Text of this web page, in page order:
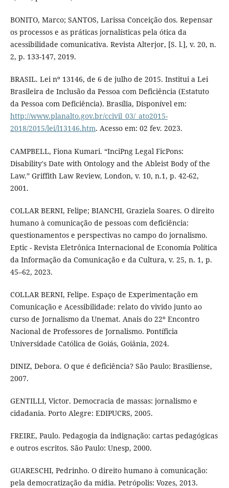
BONITO, Marco; SANTOS, Larissa Conceição dos. Repensar
os processos e as práticas jornalísticas pela ótica da
acessibilidade comunicativa. Revista Alterjor, [S. l.], v. 20, n.
2, p. 133-147, 2019.
BRASIL. Lei nº 13146, de 6 de julho de 2015. Institui a Lei
Brasileira de Inclusão da Pessoa com Deficiência (Estatuto
da Pessoa com Deficiência). Brasília, Disponível em:
http://www.planalto.gov.br/ccivil_03/_ato2015-
2018/2015/lei/l13146.htm. Acesso em: 02 fev. 2023.
CAMPBELL, Fiona Kumari. “InciPng Legal FicPons:
Disability's Date with Ontology and the Ableist Body of the
Law.” Griffith Law Review, London, v. 10, n.1, p. 42-62,
2001.
COLLAR BERNI, Felipe; BIANCHI, Graziela Soares. O direito
humano à comunicação de pessoas com deficiência:
questionamentos e perspectivas no campo do jornalismo.
Eptic - Revista Eletrônica Internacional de Economia Política
da Informação da Comunicação e da Cultura, v. 25, n. 1, p.
45–62, 2023.
COLLAR BERNI, Felipe. Espaço de Experimentação em
Comunicação e Acessibilidade: relato do vivido junto ao
curso de Jornalismo da Unemat. Anais do 22º Encontro
Nacional de Professores de Jornalismo. Pontíficia
Universidade Católica de Goiás, Goiânia, 2024.
DINIZ, Debora. O que é deficiência? São Paulo: Brasiliense,
2007.
GENTILLI, Victor. Democracia de massas: jornalismo e
cidadania. Porto Alegre: EDIPUCRS, 2005.
FREIRE, Paulo. Pedagogia da indignação: cartas pedagógicas
e outros escritos. São Paulo: Unesp, 2000.
GUARESCHI, Pedrinho. O direito humano à comunicação:
pela democratização da mídia. Petrópolis: Vozes, 2013.